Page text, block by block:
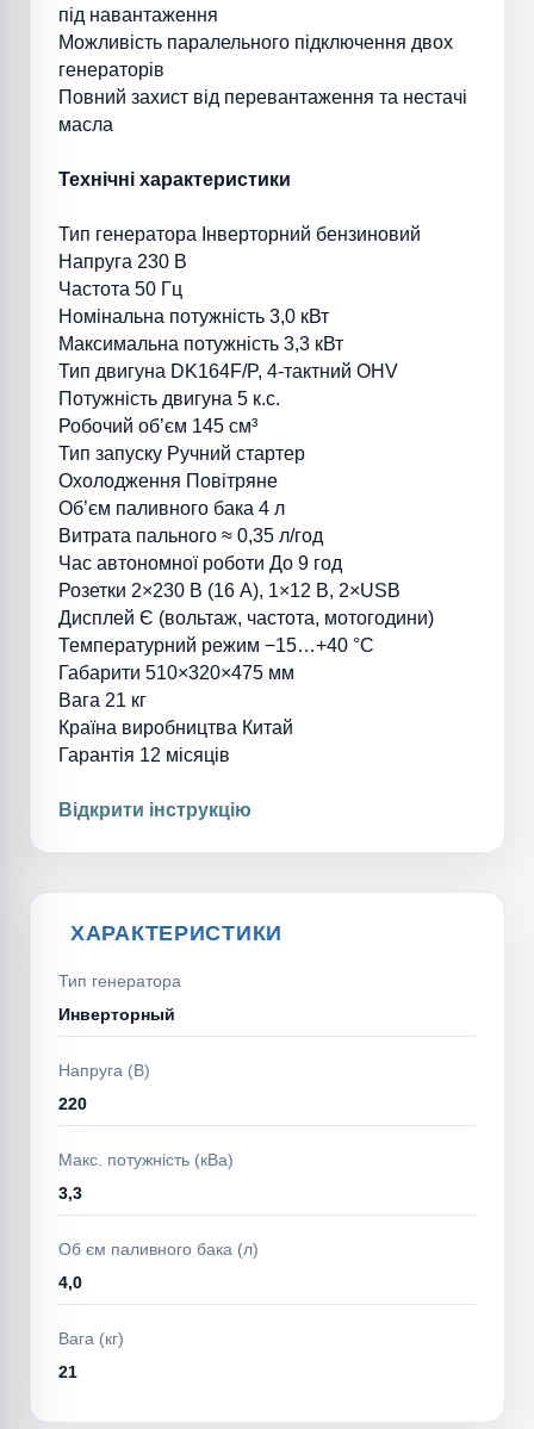
під навантаження
Можливість паралельного підключення двох
генераторів
Повний захист від перевантаження та нестачі
масла
Технічні характеристики
Тип генератора Інверторний бензиновий
Напруга 230 В
Частота 50 Гц
Номінальна потужність 3,0 кВт
Максимальна потужність 3,3 кВт
Тип двигуна DK164F/P, 4-тактний OHV
Потужність двигуна 5 к.с.
Робочий об’єм 145 см³
Тип запуску Ручний стартер
Охолодження Повітряне
Об’єм паливного бака 4 л
Витрата пального ≈ 0,35 л/год
Час автономної роботи До 9 год
Розетки 2×230 В (16 A), 1×12 В, 2×USB
Дисплей Є (вольтаж, частота, мотогодини)
Температурний режим −15…+40 °C
Габарити 510×320×475 мм
Вага 21 кг
Країна виробництва Китай
Гарантія 12 місяців
Відкрити інструкцію
ХАРАКТЕРИСТИКИ
Тип генератора
Инверторный
Напруга (В)
220
Макс. потужність (кВа)
3,3
Об єм паливного бака (л)
4,0
Вага (кг)
21